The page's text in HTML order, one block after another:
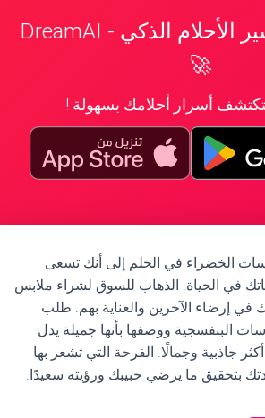
📱 تطبيق تفسير الأحلام الذكي - DreamAI
🚀
أسرار أحلامك بسهولة !
الخضراء في الحلم إلى أنك تسعى
في الحياة. الذهاب للسوق لشراء ملابس
في إرضاء الآخرين والعناية بهم. طلب
البنفسجية ووصفها بأنها جميلة يدل
جاذبية وجمالًا. الفرحة التي تشعر بها
بتحقيق ما يرضي حبيبك ورؤيته سعيدًا.